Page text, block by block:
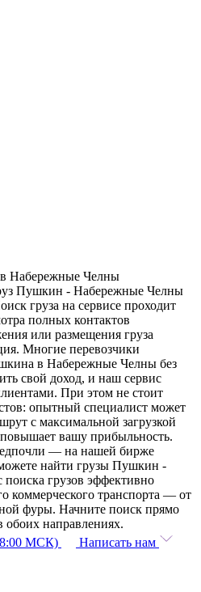
Набережные Челны
Пушкин - Набережные Челны
груза на сервисе проходит
полных контактов
или размещения груза
Многие перевозчики
в Набережные Челны без
свой доход, и наш сервис
При этом не стоит
опытный специалист может
с максимальной загрузкой
вашу прибыльность.
— на нашей бирже
найти грузы Пушкин -
грузов эффективно
коммерческого транспорта — от
фуры. Начните поиск прямо
обоих направлениях.
МСК)
Написать нам